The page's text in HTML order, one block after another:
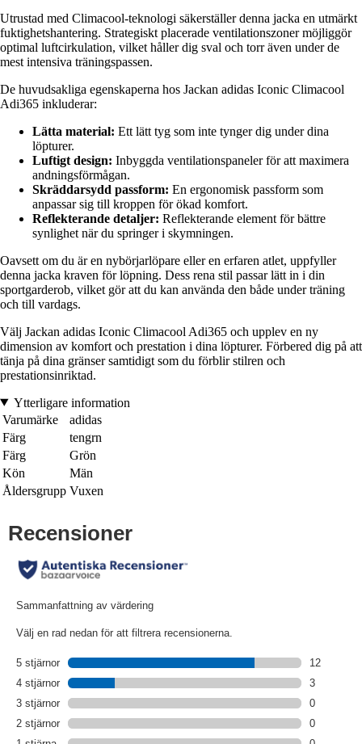
Utrustad med Climacool-teknologi säkerställer denna jacka en utmärkt
fuktighetshantering. Strategiskt placerade ventilationszoner möjliggör
optimal luftcirkulation, vilket håller dig sval och torr även under de
mest intensiva träningspassen.
De huvudsakliga egenskaperna hos Jackan adidas Iconic Climacool
Adi365 inkluderar:
Lätta material: Ett lätt tyg som inte tynger dig under dina
löpturer.
Luftigt design: Inbyggda ventilationspaneler för att maximera
andningsförmågan.
Skräddarsydd passform: En ergonomisk passform som
anpassar sig till kroppen för ökad komfort.
Reflekterande detaljer: Reflekterande element för bättre
synlighet när du springer i skymningen.
Oavsett om du är en nybörjarlöpare eller en erfaren atlet, uppfyller
denna jacka kraven för löpning. Dess rena stil passar lätt in i din
sportgarderob, vilket gör att du kan använda den både under träning
och till vardags.
Välj Jackan adidas Iconic Climacool Adi365 och upplev en ny
dimension av komfort och prestation i dina löpturer. Förbered dig på att
tänja på dina gränser samtidigt som du förblir stilren och
prestationsinriktad.
Ytterligare information
Varumärke
adidas
Färg
tengrn
Färg
Grön
Kön
Män
Åldersgrupp Vuxen